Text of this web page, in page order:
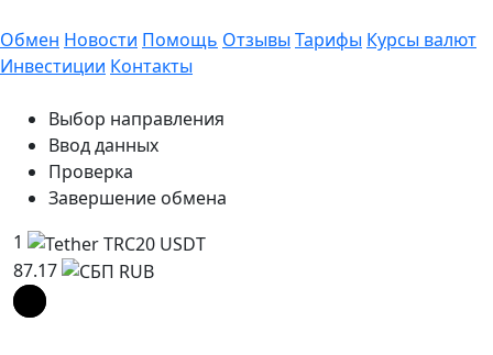
Обмен Новости Помощь Отзывы Тарифы Курсы валют
Инвестиции Контакты
Выбор направления
Ввод данных
Проверка
Завершение обмена
1
87.17